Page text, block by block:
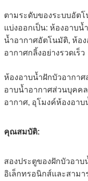
ตามระดับของระบบอัต
แบ่งออกเป็น: ห้องอาบน้
น้ำอากาศอัตโนมัติ, ห้อ
อากาศกลิ้งอย่างรวดเร็ว
ห้องอาบน้ำฝักบัวอากาศ
อาบน้ำอากาศส่วนบุคค
อากาศ, อุโมงค์ห้องอาบ
คุณสมบัติ:
สองประตูของฝักบัวอา
อิเล็กทรอนิกส์และสาม